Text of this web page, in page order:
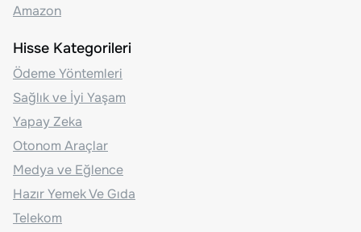
Amazon
Hisse Kategorileri
Ödeme Yöntemleri
Sağlık ve İyi Yaşam
Yapay Zeka
Otonom Araçlar
Medya ve Eğlence
Hazır Yemek Ve Gıda
Telekom